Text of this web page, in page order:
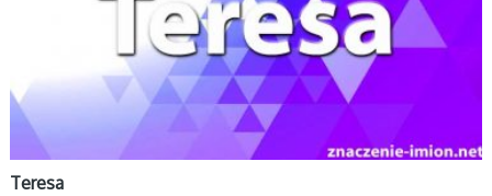
Teresa